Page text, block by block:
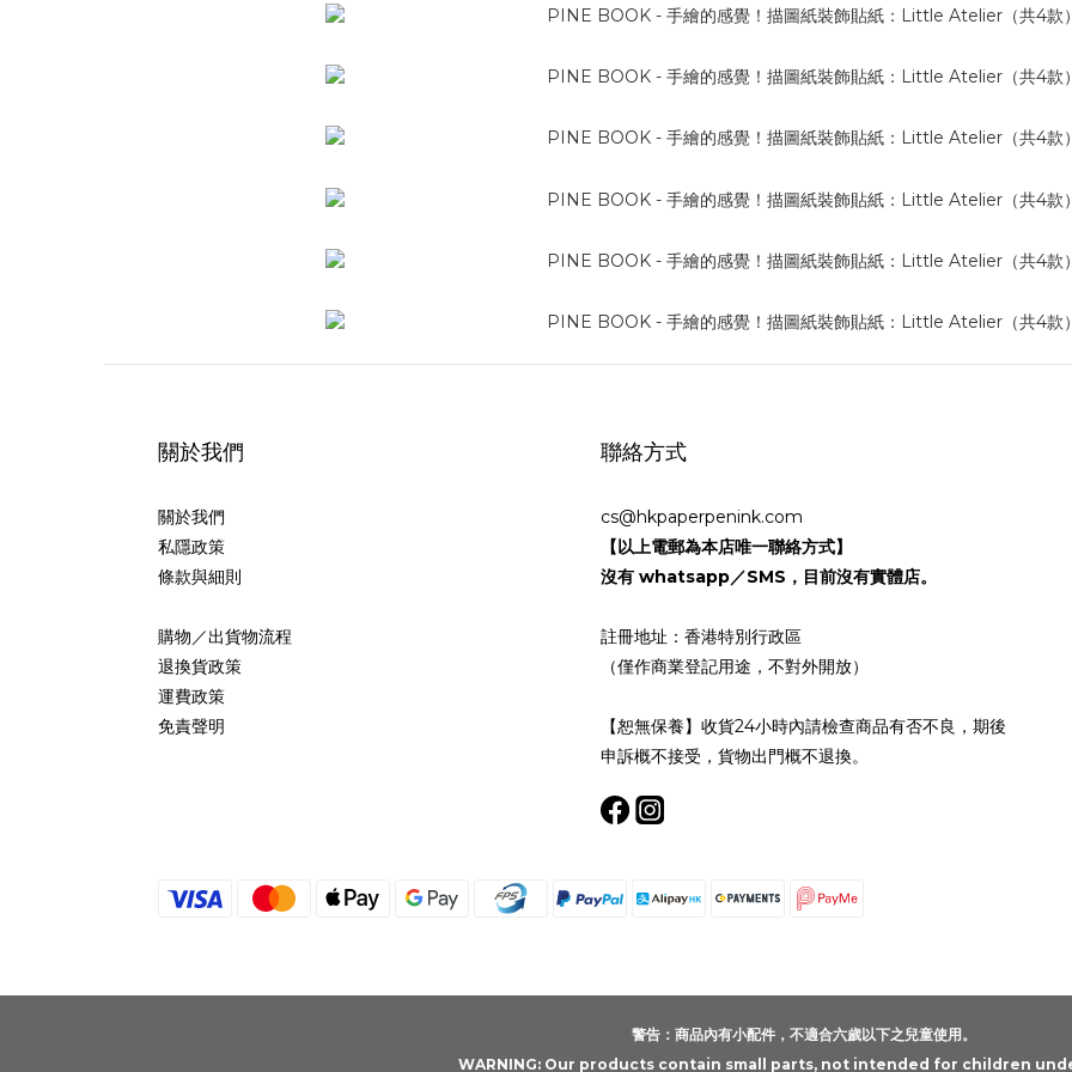
關於我們
關於我們
私隱政策
條款與細則
購物／出貨物流程
退換貨政策
運費政策
免責聲明
聯絡方式
cs@hkpaperpenink.com
【以上電郵為本店唯一聯絡方式】
沒有 whatsapp／SMS，目前沒有實體店。
註冊地址：香港特別行政區
（僅作商業登記用途，不對外開放）
【恕無保養】收貨24小時內請檢查商品有否不良，期後
申訴概不接受，貨物出門概不退換。
警告：商品內有小配件，不適合六歲以下之兒童使用。
WARNING: Our products contain small parts, not intended for children